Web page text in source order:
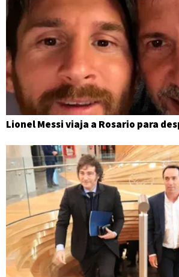
Lionel Messi viaja a Rosario para